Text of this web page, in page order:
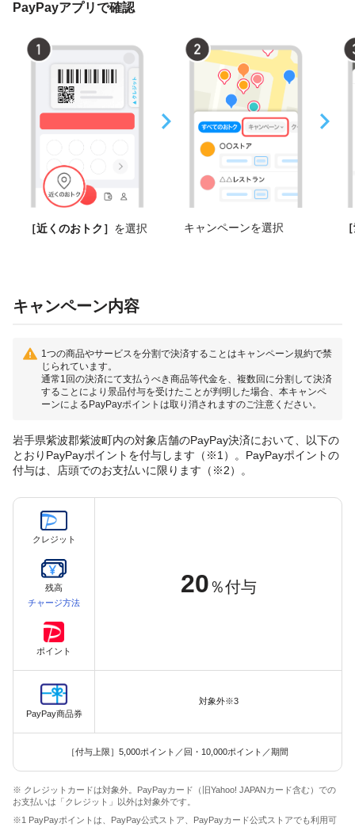
PayPayアプリで確認
［近くのおトク］ を選択 キャンペーンを選択
キャンペーン内容
1つの商品やサービスを分割で決済することはキャンペーン規約で禁
じられています。
通常1回の決済にて支払うべき商品等代金を、複数回に分割して決済
することにより景品付与を受けたことが判明した場合、本キャンペ
ーンによるPayPayポイントは取り消されますのご注意ください。
岩手県紫波郡紫波町内の対象店舗のPayPay決済において、以下の
とおりPayPayポイントを付与します（※1）。PayPayポイントの
付与は、店頭でのお支払いに限ります（※2）。
クレジット
残高
チャージ方法
ポイント
20 ％付与
PayPay商品券
対象外※3
［付与上限］5,000ポイント／回・10,000ポイント／期間
※ クレジットカードは対象外。PayPayカード（旧Yahoo! JAPANカード含む）での
お支払いは「クレジット」以外は対象外です。
※1 PayPayポイントは、PayPay公式ストア、PayPayカード公式ストアでも利用可